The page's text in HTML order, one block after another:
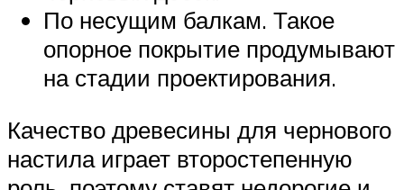
По несущим балкам. Такое
опорное покрытие продумывают
на стадии проектирования.
Качество древесины для чернового
настила играет второстепенную